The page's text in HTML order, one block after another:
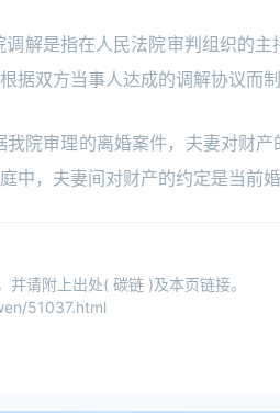
解是指在人民法院审判组织的
据双方当事人达成的调解协议而
院审理的离婚案件，夫妻对财
中，夫妻间对财产的约定是当前
请附上出处( 碳链 )及本页链接。
51037.html